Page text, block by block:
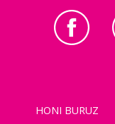
HONI BURUZ